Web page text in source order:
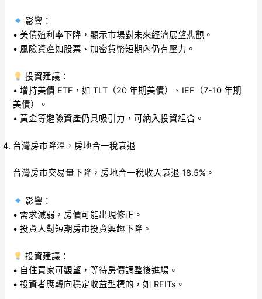
影響：
• 美債殖利率下降，顯示市場對未來經濟展望悲觀。
• 風險資產如股票、加密貨幣短期內仍有壓力。
投資建議：
• 增持美債 ETF，如 TLT（20 年期美債）、IEF（7-10 年期
美債）。
• 黃金等避險資產仍具吸引力，可納入投資組合。
台灣房市降溫，房地合一稅衰退
台灣房市交易量下降，房地合一稅收入衰退 18.5%。
影響：
• 需求減弱，房價可能出現修正。
• 投資人對短期房市投資興趣下降。
投資建議：
• 自住買家可觀望，等待房價調整後進場。
• 投資者應轉向穩定收益型標的，如 REITs。